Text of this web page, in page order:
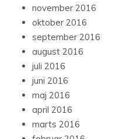
november 2016
oktober 2016
september 2016
august 2016
juli 2016
juni 2016
maj 2016
april 2016
marts 2016